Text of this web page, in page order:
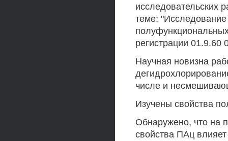
исследовательских
теме: "Исследование
регистрации 01.9.60
Научная новизна
числе и
Изучены свойства
Обнаружено, что на
свойства ПАц